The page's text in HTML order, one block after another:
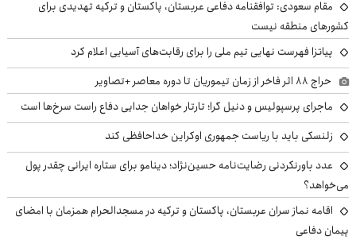
مقام سعودی: توافقنامه دفاعی عربستان، پاکستان و ترکیه تهدیدی برای
کشورهای منطقه نیست
پیاتزا فهرست نهایی تیم ملی را برای رقابت‌های آسیایی اعلام کرد
حراج ۸۸ اثر فاخر از زمان تیموریان تا دوره معاصر +تصاویر
ماجرای پرسپولیس و دنیل گرا؛ تارتار خواهان جدایی دفاع راست سرخ‌ها است
زلنسکی باید با ریاست جمهوری اوکراین خداحافظی کند
عدد باورنکردنی رضایت‌نامه حسین‌نژاد؛ دینامو برای ستاره ایرانی چقدر پول
می‌خواهد؟
اقامه نماز سران عربستان، پاکستان و ترکیه در مسجدالحرام همزمان با امضای
پیمان دفاعی